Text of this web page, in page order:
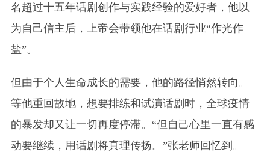
名超过十五年话剧创作与实践经验的爱好者，他以
为自己信主后，上帝会带领他在话剧行业“作光作
盐”。
但由于个人生命成长的需要，他的路径悄然转向。
等他重回故地，想要排练和试演话剧时，全球疫情
的暴发却又让一切再度停滞。“但自己心里一直有感
动要继续，用话剧将真理传扬。”张老师回忆到。